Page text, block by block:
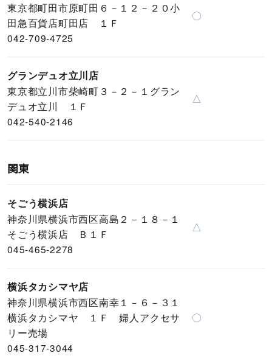
東京都町田市原町田６－１２－２０小
田急百貨店町田店 １Ｆ
042-709-4725
〇
グランデュオ立川店
東京都立川市柴崎町３－２－１グラン
デュオ立川 １Ｆ
042-540-2146
△
関東
そごう横浜店
神奈川県横浜市西区高島２－１８－１
そごう横浜店 Ｂ１Ｆ
045-465-2278
△
横浜タカシマヤ店
神奈川県横浜市西区南幸１－６－３１
横浜タカシマヤ １Ｆ 婦人アクセサ
リー売場
045-317-3044
〇